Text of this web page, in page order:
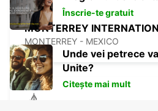
MONTERREY
MONTERREY - MEXICO
Înscrie-te gratuit
Unde vei petrece
Unite?
Citește mai mult